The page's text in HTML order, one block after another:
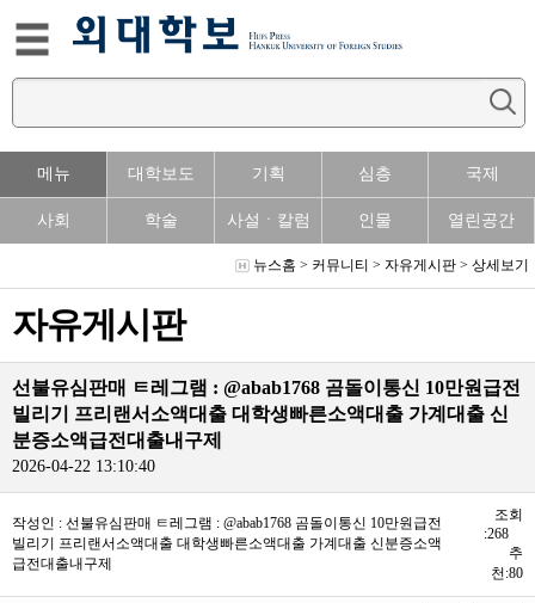
메뉴 대학보도 기획 심층 국제
사회 학술 사설ㆍ칼럼 인물 열린공간
뉴스홈 > 커뮤니티 > 자유게시판 > 상세보기
자유게시판
선불유심판매 ㅌ레그램 : @abab1768 곰돌이통신 10만원급전
빌리기 프리랜서소액대출 대학생빠른소액대출 가계대출 신
분증소액급전대출내구제
2026-04-22 13:10:40
작성인 : 선불유심판매 ㅌ레그램 : @abab1768 곰돌이통신 10만원급전
빌리기 프리랜서소액대출 대학생빠른소액대출 가계대출 신분증소액
급전대출내구제
조회
:268
추
천:80